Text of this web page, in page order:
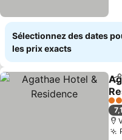
Sélectionnez des dates
les prix exacts
3
7,1